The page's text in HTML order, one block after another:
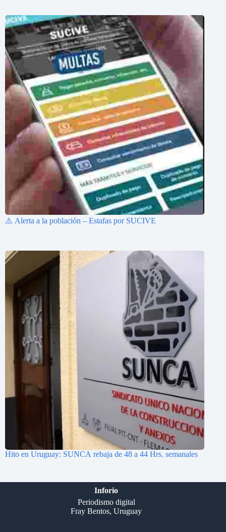
⚠️ Alerta a la población – Estafas por SUCIVE
Hito en Uruguay: SUNCA rebaja de 48 a 44 Hrs. semanales
Inforio
Periodismo digital
Fray Bentos, Uruguay